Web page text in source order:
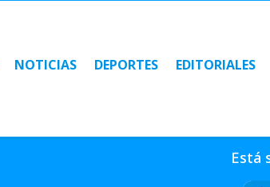
NOTICIAS DEPORTES EDITORIALES
NOTICIAS DEPORTES EDITORIALES
Está